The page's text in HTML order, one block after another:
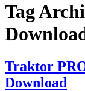
Tag
Traktor
Download